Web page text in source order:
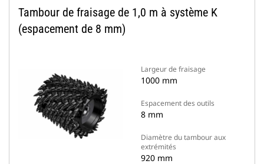
Tambour de fraisage de 1,0 m à système K
(espacement de 8 mm)
Largeur de fraisage
1000 mm
Espacement des outils
8 mm
Diamètre du tambour aux
extrémités
920 mm